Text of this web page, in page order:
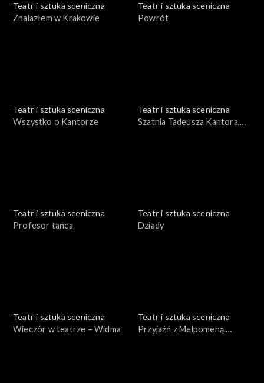
Teatr i sztuka sceniczna
Znalazłem w Krakowie
Teatr i sztuka sceniczna
Powrót
Teatr i sztuka sceniczna
Wszystko o Kantorze
Teatr i sztuka sceniczna
Szatnia Tadeusza Kantora,
Teatr i sztuka sceniczna
Profesor tańca
Teatr i sztuka sceniczna
Dziady
Teatr i sztuka sceniczna
Wieczór w teatrze – Widma
Teatr i sztuka sceniczna
Przyjaźń z Melpomeną.